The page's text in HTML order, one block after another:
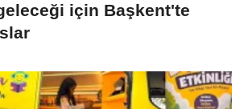
için Başkent'te